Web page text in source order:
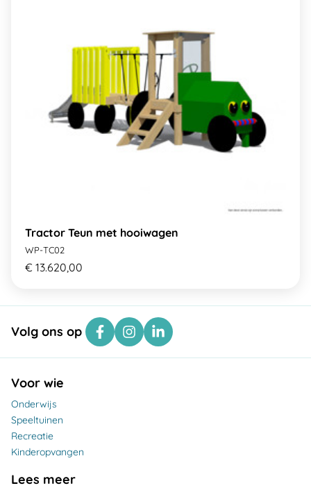
Tractor Teun met hooiwagen
WP-TC02
€ 13.620,00
Volg ons op
Voor wie
Onderwijs
Speeltuinen
Recreatie
Kinderopvangen
Lees meer